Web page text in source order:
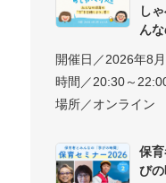
し
ん
開催日／2026年8
時間／20:30～
場所／オンライン
保
び